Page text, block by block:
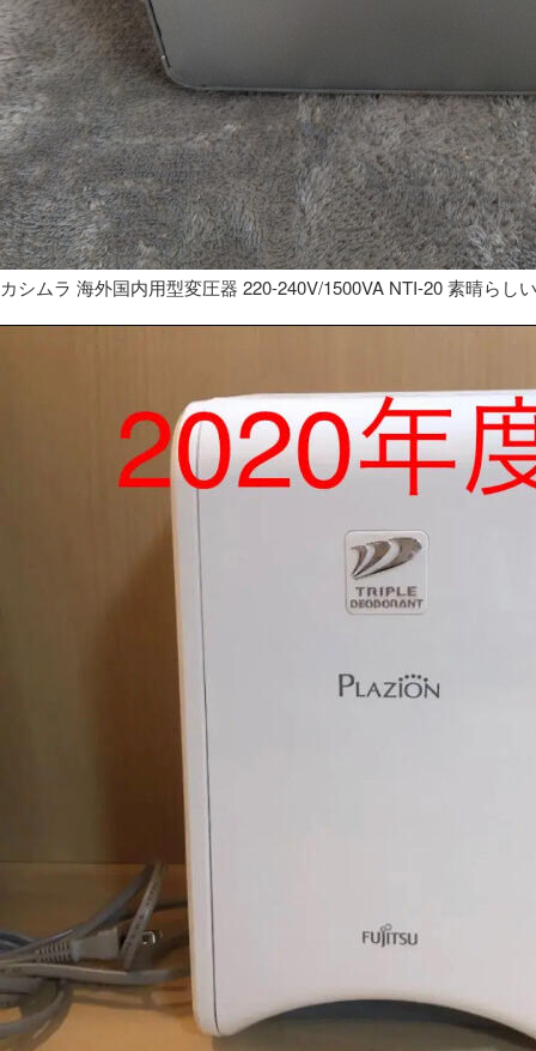
カシムラ 海外国内用型変圧器 220-240V/1500VA NTI-20 素晴らし